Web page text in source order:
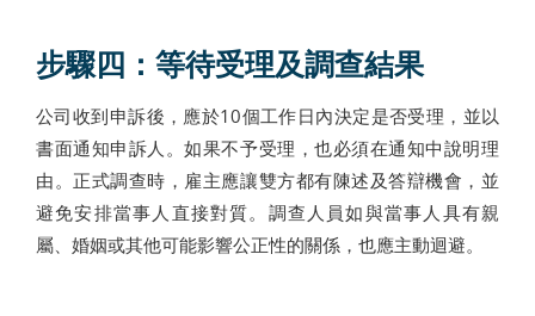
步驟四：等待受理及調查結果
公司收到申訴後，應於10個工作日內決定是否受理，並以
書面通知申訴人。如果不予受理，也必須在通知中說明理
由。正式調查時，雇主應讓雙方都有陳述及答辯機會，並
避免安排當事人直接對質。調查人員如與當事人具有親
屬、婚姻或其他可能影響公正性的關係，也應主動迴避。